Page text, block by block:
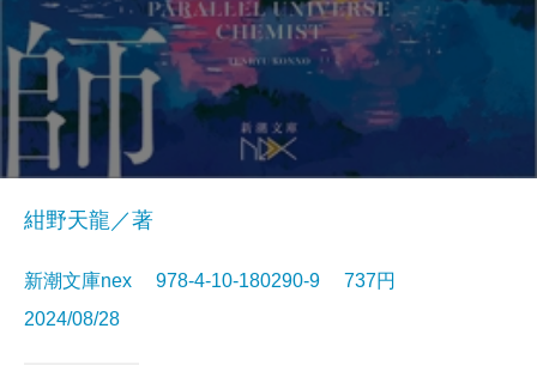
紺野天龍／著
新潮文庫nex 978-4-10-180290-9 737円
2024/08/28